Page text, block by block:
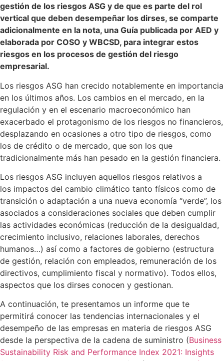
gestión de los riesgos ASG y de que es parte del rol
vertical que deben desempeñar los dirses, se comparte
adicionalmente en la nota, una Guía publicada por AED y
elaborada por COSO y WBCSD, para integrar estos
riesgos en los procesos de gestión del riesgo
empresarial.
Los riesgos ASG han crecido notablemente en importancia
en los últimos años. Los cambios en el mercado, en la
regulación y en el escenario macroeconómico han
exacerbado el protagonismo de los riesgos no financieros,
desplazando en ocasiones a otro tipo de riesgos, como
los de crédito o de mercado, que son los que
tradicionalmente más han pesado en la gestión financiera.
Los riesgos ASG incluyen aquellos riesgos relativos a
los impactos del cambio climático tanto físicos como de
transición o adaptación a una nueva economía “verde”, los
asociados a consideraciones sociales que deben cumplir
las actividades económicas (reducción de la desigualdad,
crecimiento inclusivo, relaciones laborales, derechos
humanos…) así como a factores de gobierno (estructura
de gestión, relación con empleados, remuneración de los
directivos, cumplimiento fiscal y normativo). Todos ellos,
aspectos que los dirses conocen y gestionan.
A continuación, te presentamos un informe que te
permitirá conocer las tendencias internacionales y el
desempeño de las empresas en materia de riesgos ASG
desde la perspectiva de la cadena de suministro (Business
Sustainability Risk and Performance Index 2021: Insights